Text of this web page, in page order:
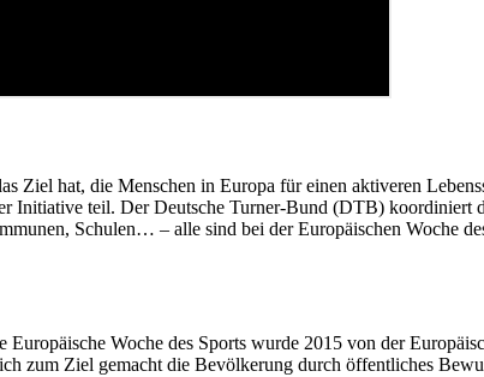
Ziel hat, die Menschen in Europa für einen aktiveren
Initiative teil. Der Deutsche Turner-Bund (DTB)
Schulen… – alle sind bei der Europäischen Woche
Woche des Sports wurde 2015 von der
zum Ziel gemacht die Bevölkerung durch öffentliches